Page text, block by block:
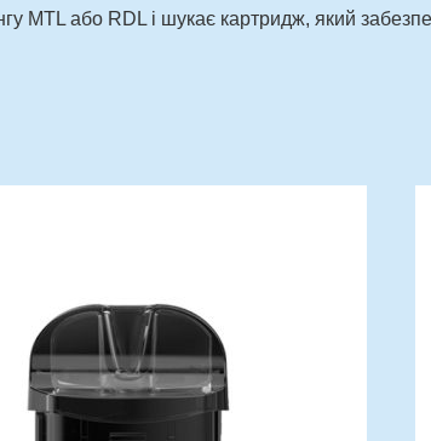
MTL або RDL і шукає картридж, який